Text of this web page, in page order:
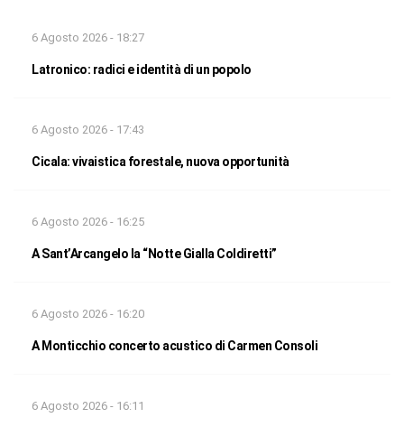
6 Agosto 2026 - 18:27
Latronico: radici e identità di un popolo
6 Agosto 2026 - 17:43
Cicala: vivaistica forestale, nuova opportunità
6 Agosto 2026 - 16:25
A Sant’Arcangelo la “Notte Gialla Coldiretti”
6 Agosto 2026 - 16:20
A Monticchio concerto acustico di Carmen Consoli
6 Agosto 2026 - 16:11